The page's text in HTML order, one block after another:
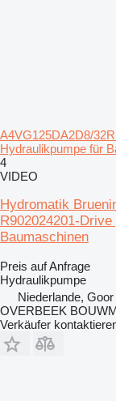
A4VG125DA2D8/
Hydraulikpumpe für
4
VIDEO
Hydromatik
R902024201-
Baumaschinen
Preis auf Anfrage
Hydraulikpumpe
Niederlande, Goor
OVERBEEK
Verkäufer